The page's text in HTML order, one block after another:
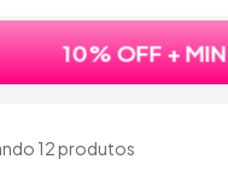
10% OFF +
12 produtos